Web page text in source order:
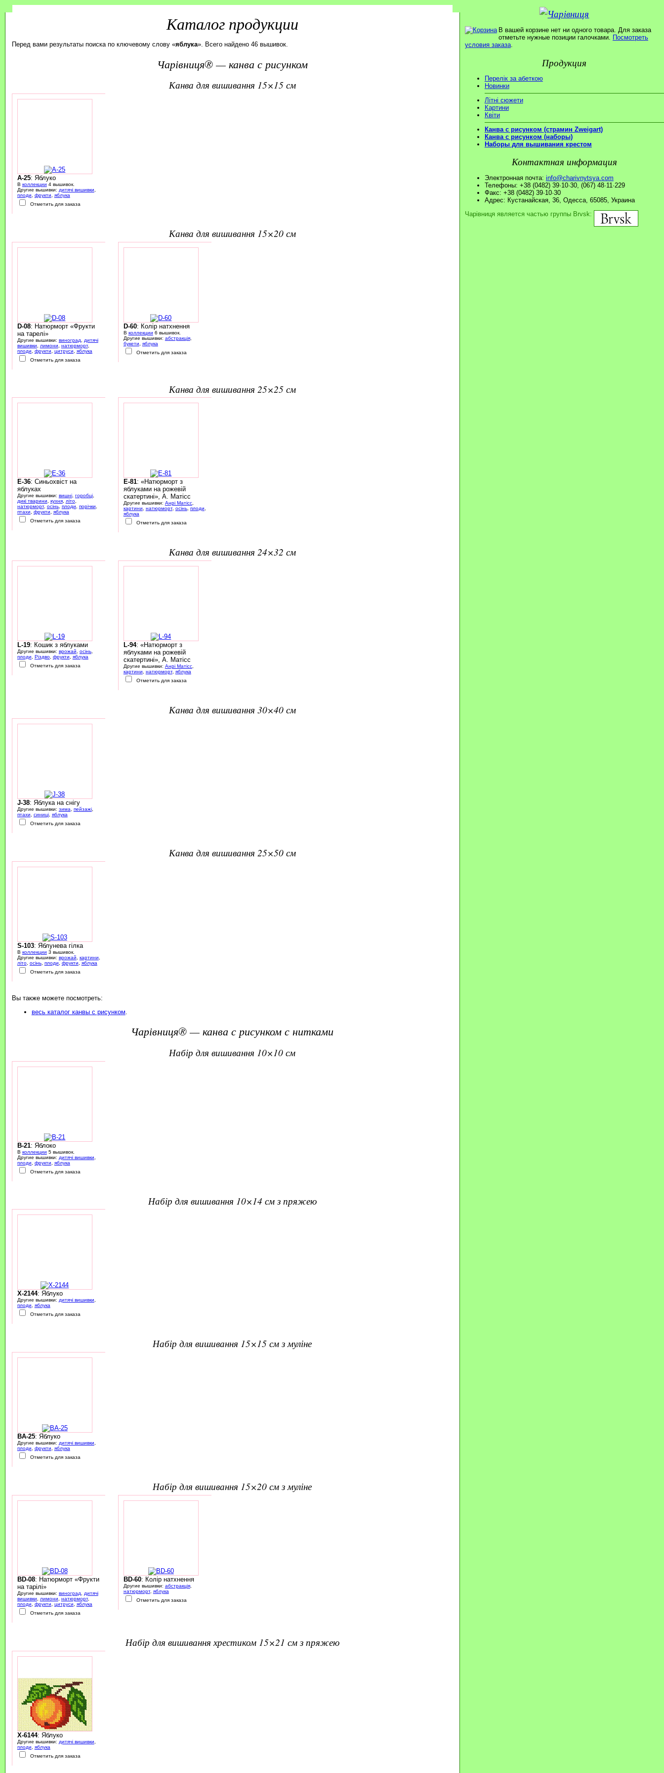
Каталог продукции
Перед вами результаты поиска по ключевому слову «яблука». Всего найдено 46 вышивок.
Чарівниця® — канва с рисунком
канва для вишивання 15×15 см
A-25: Яблуко
В коллекции 4 вышивок.
Другие вышивки: дитячі вишивки
плоди
фрукти
яблука
Отметить для заказа
канва для вишивання 15×20 см
D-08: Натюрморт «Фрукти
на тарелі»
Другие вышивки: виноград
дитячі
вишивки
лимони натюрморт,
плоди
фрукти цитруси
яблука
Отметить для заказа
D-60: Колір натхнення
В коллекции 6 вышивок.
Другие вышивки: абстракція,
букети
яблука
Отметить для заказа
канва для вишивання 25×25 см
E-36: Синьохвіст на
яблуках
Другие вышивки: вишні, горобці,
дикі тварини, кухня, літо,
натюрморт, осінь, плоди, порічки,
птахи, фрукти, яблука
Отметить для заказа
E-81: «Натюрморт з
яблуками на рожевій
скатертині», А. Матісс
Другие вышивки: Анрі Матісс,
картини, натюрморт, осінь, плоди,
яблука
Отметить для заказа
канва для вишивання 24×32 см
L-19: Кошик з яблуками
Другие вышивки: врожай осінь,
плоди
Різдво, фрукти
яблука
Отметить для заказа
L-94: «Натюрморт з
яблуками на рожевій
скатертині», А. Матісс
Другие вышивки: Анрі Матісс,
картини
натюрморт, яблука
Отметить для заказа
канва для вишивання 30×40 см
J-38: Яблука на снігу
Другие вышивки: зима пейзажі,
птахи
синиці, яблука
Отметить для заказа
канва для вишивання 25×50 см
S-103: Яблунева гілка
В коллекции 3 вышивок.
Другие вышивки: врожай картини
літо, осінь, плоди фрукти
яблука
Отметить для заказа
Вы также можете посмотреть:
весь каталог канвы с рисунком
Чарівниця® — канва с рисунком с нитками
набір для вишивання 10×10 см
B-21: Яблоко
В коллекции 5 вышивок.
Другие вышивки: дитячі вишивки
плоди
фрукти
яблука
Отметить для заказа
набір для вишивання 10×14 см з пряжею
X-2144: Яблуко
Другие вышивки: дитячі вишивки,
плоди, яблука
Отметить для заказа
набір для вишивання 15×15 см з муліне
BA-25: Яблуко
Другие вышивки: дитячі вишивки
плоди
фрукти
яблука
Отметить для заказа
набір для вишивання 15×20 см з муліне
BD-08: Натюрморт «Фрукти
на тарілі»
Другие вышивки: виноград
дитячі
вишивки
лимони натюрморт,
плоди
фрукти цитруси
яблука
Отметить для заказа
BD-60: Колір натхнення
Другие вышивки: абстракція,
натюрморт, яблука
Отметить для заказа
набір для вишивання хрестиком 15×21 см з пряжею
X-6144: Яблуко
Другие вышивки: дитячі вишивки
плоди
яблука
Отметить для заказа
В вашей корзине нет ни одного товара. Для заказа
отметьте нужные позиции галочками. Посмотреть
условия заказа.
Продукция
Перелік за абеткою
Новинки
Літні сюжети
Картини
Квіти
Канва с рисунком (страмин Zweigart)
Канва с рисунком (наборы)
Наборы для вышивания крестом
Контактная информация
Электронная почта: info@charivnytsya.com
Телефоны: +38 (0482) 39·10·30, (067) 48·11·229
Факс: +38 (0482) 39·10·30
Адрес: Кустанайская, 36, Одесса, 65085, Украина
Чарівниця является частью группы Brvsk: